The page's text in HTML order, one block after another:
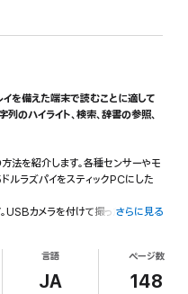
を備えた端末で読むことに適して
のハイライト、検索、辞書の参照、
法を紹介します。各種センサーやモ
ルラズパイをスティックPCにした
USBカメラを付けて撮った顔写真の
さらに見る
言語
JA
ページ数
148